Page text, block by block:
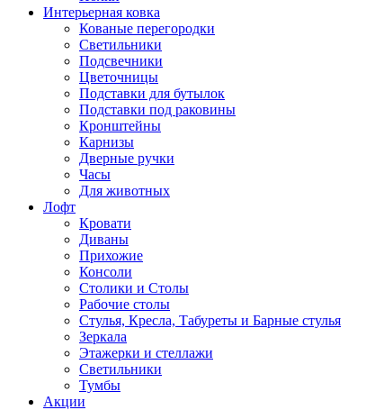
Интерьерная ковка
Кованые перегородки
Светильники
Подсвечники
Цветочницы
Подставки для бутылок
Подставки под раковины
Кронштейны
Карнизы
Дверные ручки
Часы
Для животных
Лофт
Кровати
Диваны
Прихожие
Консоли
Столики и Столы
Рабочие столы
Стулья, Кресла, Табуреты и Барные стулья
Зеркала
Этажерки и стеллажи
Светильники
Тумбы
Акции